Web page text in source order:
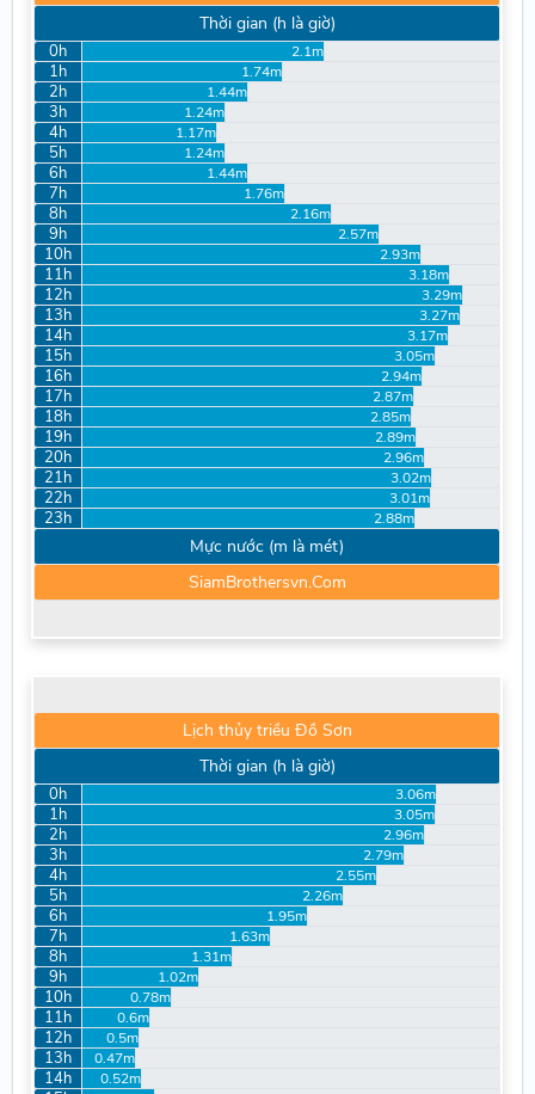
Thời gian (h là giờ)
0h 2.1m
1h 1.74m
2h 1.44m
3h 1.24m
4h 1.17m
5h 1.24m
6h 1.44m
7h 1.76m
8h 2.16m
9h 2.57m
10h 2.93m
11h 3.18m
12h 3.29m
13h 3.27m
14h 3.17m
15h 3.05m
16h 2.94m
17h 2.87m
18h 2.85m
19h 2.89m
20h 2.96m
21h 3.02m
22h 3.01m
23h 2.88m
Mực nước (m là mét)
SiamBrothersvn.Com
Lịch thủy triều Đồ Sơn
Thời gian (h là giờ)
0h 3.06m
1h 3.05m
2h 2.96m
3h 2.79m
4h 2.55m
5h 2.26m
6h 1.95m
7h 1.63m
8h 1.31m
9h 1.02m
10h 0.78m
11h 0.6m
12h 0.5m
13h 0.47m
14h 0.52m